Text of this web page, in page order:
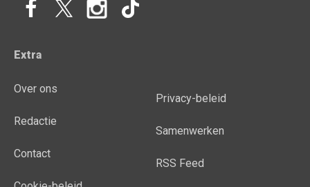
Extra
Over ons
Redactie
Contact
Privacy-beleid
Samenwerken
RSS Feed